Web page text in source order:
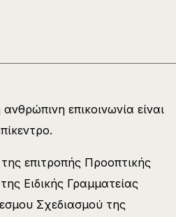
επικοινωνία είναι
της επιτροπής Προοπτικής
Ειδικής Γραμματείας
Σχεδιασμού της